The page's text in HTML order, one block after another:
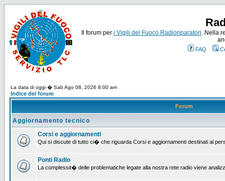
Il forum per i Vigili del Fuoco Radioriparatori. Nella
FAQ
La data di oggi � Sab Ago 08, 2026 8:00 am
Indice del forum
Forum
Aggiornamento tecnico
Corsi e aggiornamenti
Qui si discute di tutto ci� che riguarda Corsi e aggiornamenti destinati al
Ponti Radio
La complessit� delle problematiche legate alla nostra rete radio viene